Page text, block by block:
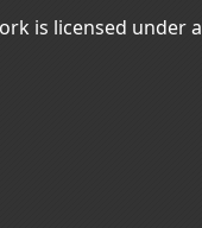
is licensed under a